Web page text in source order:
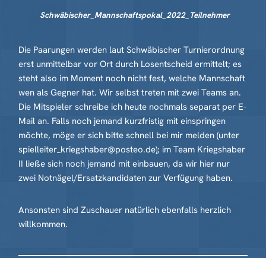
Schwäbischer_Mannschaftspokal_2022_Teilnehmer
Die Paarungen werden laut Schwäbischer Turnierordnung
erst unmittelbar vor Ort durch Losentscheid ermittelt; es
steht also im Moment noch nicht fest, welche Mannschaft
wen als Gegner hat. Wir selbst treten mit zwei Teams an.
Die Mitspieler schreibe ich heute nochmals separat per E-
Mail an. Falls noch jemand kurzfristig mit einspringen
möchte, möge er sich bitte schnell bei mir melden (unter
spielleiter_kriegshaber@posteo.de); im Team Kriegshaber
II ließe sich noch jemand mit einbauen, da wir hier nur
zwei Notnägel/Ersatzkandidaten zur Verfügung haben.
Ansonsten sind Zuschauer natürlich ebenfalls herzlich
willkommen.